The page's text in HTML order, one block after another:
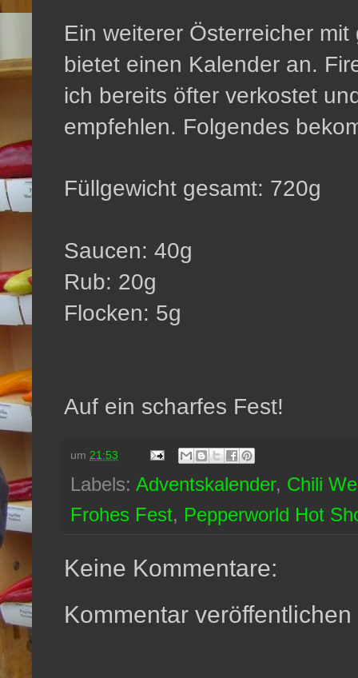
Ein weiterer Österreicher
bietet einen Kalender an.
ich bereits öfter verkostet
empfehlen. Folgendes
Füllgewicht gesamt: 720g
Saucen: 40g
Rub: 20g
Flocken: 5g
Auf ein scharfes Fest!
um 21:53
Labels: Adventskalender, Chili
Frohes Fest, Pepperworld Hot
Keine Kommentare:
Kommentar veröffentlichen